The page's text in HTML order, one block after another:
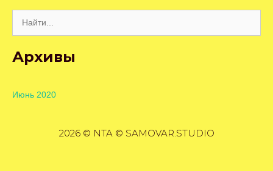
Архивы
Июнь 2020
2026 © NTA © SAMOVAR.STUDIO